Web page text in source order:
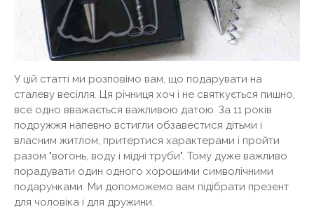
У цій статті ми розповімо вам, що подарувати на
сталеву весілля. Ця річниця хоч і не святкується пишно,
все одно вважається важливою датою. За 11 років
подружжя напевно встигли обзавестися дітьми і
власним житлом, притертися характерами і пройти
разом "вогонь, воду і мідні труби". Тому дуже важливо
порадувати один одного хорошими символічними
подарунками. Ми допоможемо вам підібрати презент
для чоловіка і для дружини.